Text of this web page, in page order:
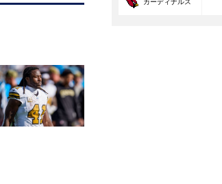
カーディナルス